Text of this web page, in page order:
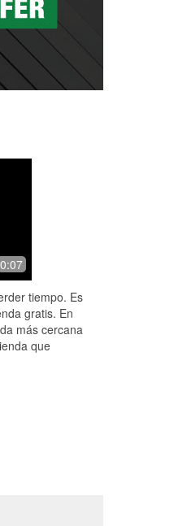
is the
On
...
0:07
tiempo. Es
gratis. En
más cercana
que